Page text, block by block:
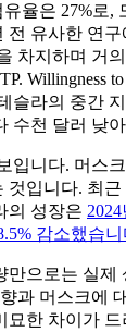
율은 27%로,
전 유사한 연
차지하며 거
Willingness
슬라의 중간
수천 달러 낮
입니다. 머스
것입니다. 최
의 성장은
감소했습
만으로는 실제
과 머스크에
묘한 차이가